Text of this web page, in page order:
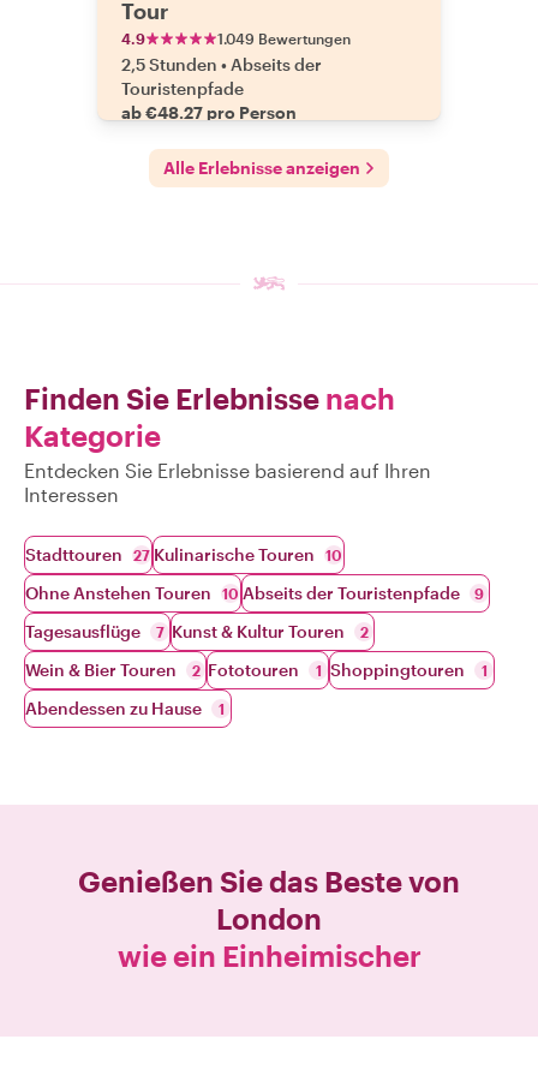
Tour
4.9 1.049 Bewertungen
2,5 Stunden • Abseits der
Touristenpfade
ab €48.27 pro Person
Alle Erlebnisse anzeigen
Finden Sie Erlebnisse nach
Kategorie
Entdecken Sie Erlebnisse basierend auf Ihren
Interessen
Stadttouren 27 Kulinarische Touren 10
Ohne Anstehen Touren 10 Abseits der Touristenpfade 9
Tagesausflüge 7 Kunst & Kultur Touren 2
Wein & Bier Touren 2 Fototouren 1 Shoppingtouren 1
Abendessen zu Hause 1
Genießen Sie das Beste von
London
wie ein Einheimischer